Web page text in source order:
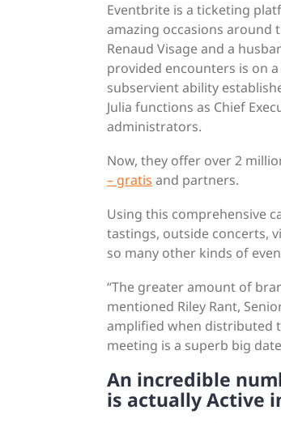
Eventbrite is a ticketing
amazing occasions around
Renaud Visage and a
provided encounters is on
subservient ability
Julia functions as Chief
administrators.
Now, they offer over 2
– gratis and partners.
Using this comprehensive
tastings, outside concerts,
so many other kinds of
“The greater amount of
mentioned Riley Rant,
amplified when distributed
meeting is a superb big
An incredible
is actually Active